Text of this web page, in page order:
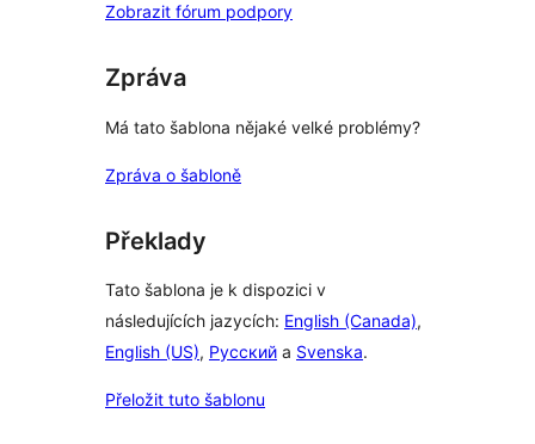
Zobrazit fórum podpory
Zpráva
Má tato šablona nějaké velké problémy?
Zpráva o šabloně
Překlady
Tato šablona je k dispozici v
následujících jazycích: English (Canada),
English (US), Русский a Svenska.
Přeložit tuto šablonu